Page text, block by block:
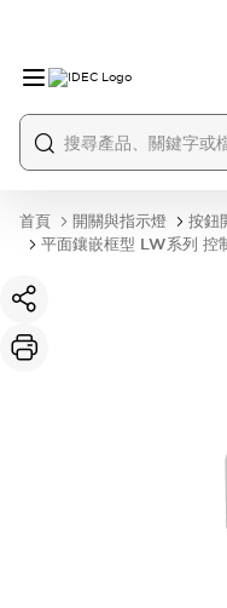
首頁 開關與指示燈 按鈕
平面鑲嵌框型 LW系列 控